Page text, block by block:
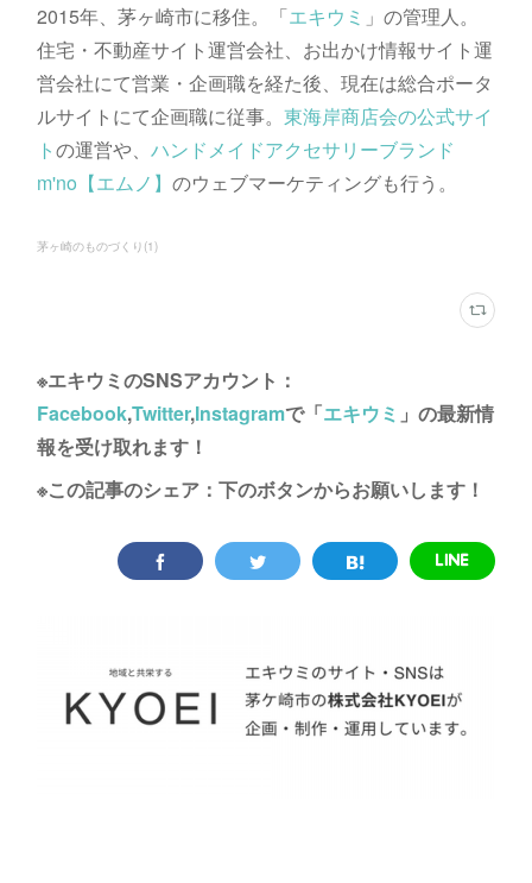
2015年、茅ヶ崎市に移住。「エキウミ 」の管理人。
住宅・不動産サイト運営会社、お出かけ情報サイト運
営会社にて営業・企画職を経た後、現在は総合ポータ
ルサイトにて企画職に従事。 東海岸商店会の公式サイ
トの運営や、 ハンドメイドアクセサリーブランド
m'no【エムノ】 のウェブマーケティングも行う。
茅ヶ崎のものづくり (1)
※エキウミのSNSアカウント：
Facebook,Twitter,Instagramで「エキウミ 」の最新情
報を受け取れます！
※この記事のシェア：下のボタンからお願いします！